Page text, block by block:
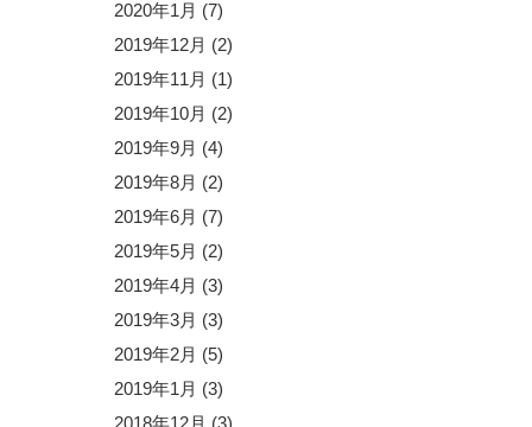
2020年1月 (7)
2019年12月 (2)
2019年11月 (1)
2019年10月 (2)
2019年9月 (4)
2019年8月 (2)
2019年6月 (7)
2019年5月 (2)
2019年4月 (3)
2019年3月 (3)
2019年2月 (5)
2019年1月 (3)
2018年12月 (3)